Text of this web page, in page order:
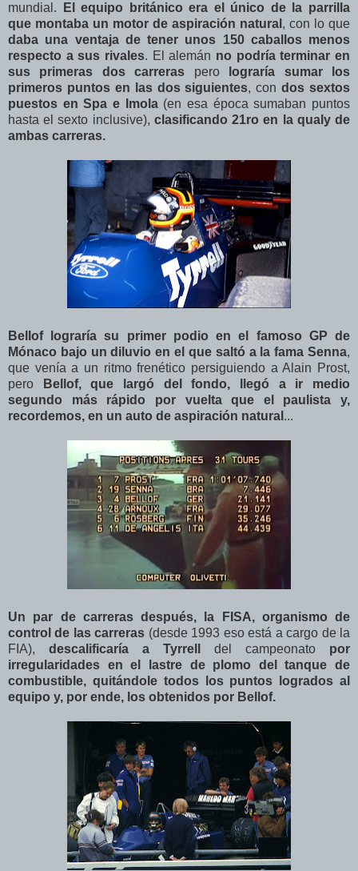
mundial.
El equipo británico era el único de la parrilla
que montaba un motor de aspiración natural , con lo que
daba una ventaja de tener unos 150 caballos menos
respecto a sus rivales. El alemán no podría terminar en
sus primeras dos carreras pero
lograría sumar los
primeros puntos en las dos siguientes, con dos sextos
puestos en Spa e Imola(en esa época sumaban puntos
hasta el sexto inclusive), clasificando 21ro en la qualy de
ambas carreras.
Bellof lograría su primer podio en el famoso GP de
Mónaco bajo un diluvio en el que saltó a la fama Senna,
que venía a un ritmo frenético persiguiendo a Alain Prost,
pero
Bellof, que largó del fondo, llegó a ir medio
segundo más rápido por vuelta que el paulista y,
recordemos, en un auto de aspiración natural ...
Un par de carreras después, la FISA, organismo de
control de las carreras (desde 1993 eso está a cargo de la
FIA), descalificaría a Tyrrell del campeonato por
irregularidades en el lastre de plomo del tanque de
combustible, quitándole todos los puntos logrados al
equipo y, por ende, los obtenidos por Bellof.